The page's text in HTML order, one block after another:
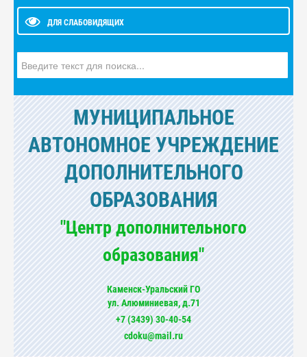
ДЛЯ СЛАБОВИДЯЩИХ
МУНИЦИПАЛЬНОЕ
АВТОНОМНОЕ УЧРЕЖДЕНИЕ
ДОПОЛНИТЕЛЬНОГО
ОБРАЗОВАНИЯ
"Центр дополнительного
образования"
Каменск-Уральский ГО
ул. Алюминиевая, д.71
+7 (3439) 30-40-54
cdoku@mail.ru